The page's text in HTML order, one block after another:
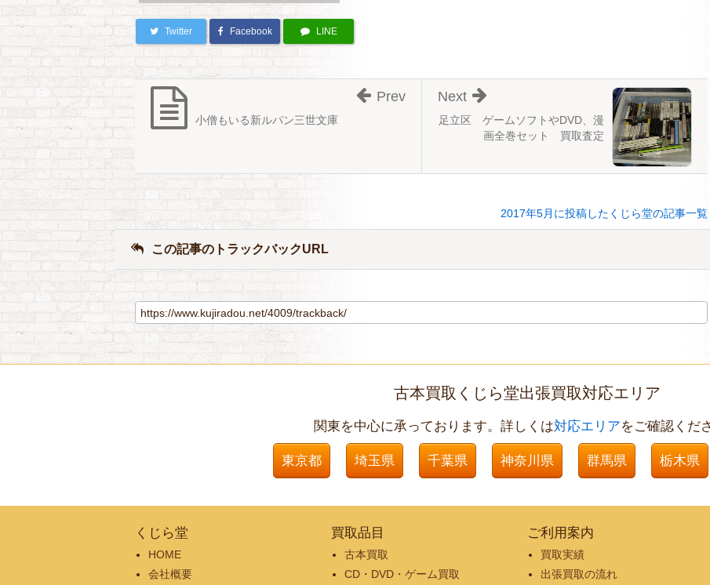
Twitter Facebook LINE
足立区 ゲームソフトやDVD、漫
画全巻セット 買取査定
Next
小僧もいる新ルパン三世文庫
Prev
2017年5月に投稿したくじら堂の記事一覧
この記事のトラックバックURL
古本買取くじら堂出張買取対応エリア
関東を中心に承っております。詳しくは対応エリアをご確認くだ
東京都 埼玉県 千葉県 神奈川県 群馬県 栃木県
くじら堂
HOME
会社概要
買取品目
古本買取
CD・DVD・ゲーム買取
ご利用案内
買取実績
出張買取の流れ